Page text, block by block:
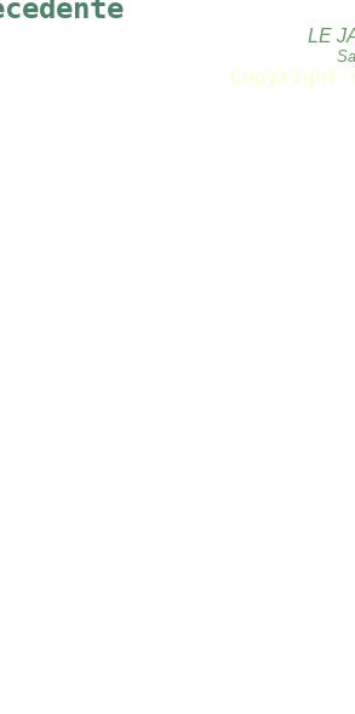
LE
Copyright